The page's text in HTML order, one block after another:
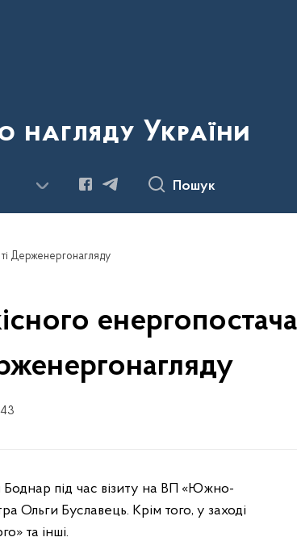
нагляду України
Пошук
Держенергонагляду
Ольги Буславець. Крім того, у заході
та інші.